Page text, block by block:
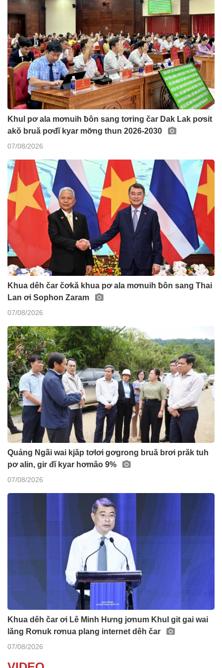
Khul pơ ala mơnuih ƀôn sang tơring čar Dak Lak pơsit
akŏ bruă pơđĭ kyar mơ̆ng thun 2026-2030
07/08/2026
Khua dêh čar čơkă khua pơ ala mơnuih ƀôn sang Thai
Lan ơi Sophon Zaram
07/08/2026
Quảng Ngãi wai kjăp tơlơi gơgrong bruă brơi prăk tuh
pơ alin, gir đĭ kyar hơmâo 9%
07/08/2026
Khua dêh čar ơi Lê Minh Hưng jơnum Khul git gai wai
lăng Rơnuk rơnua plang internet dêh čar
07/08/2026